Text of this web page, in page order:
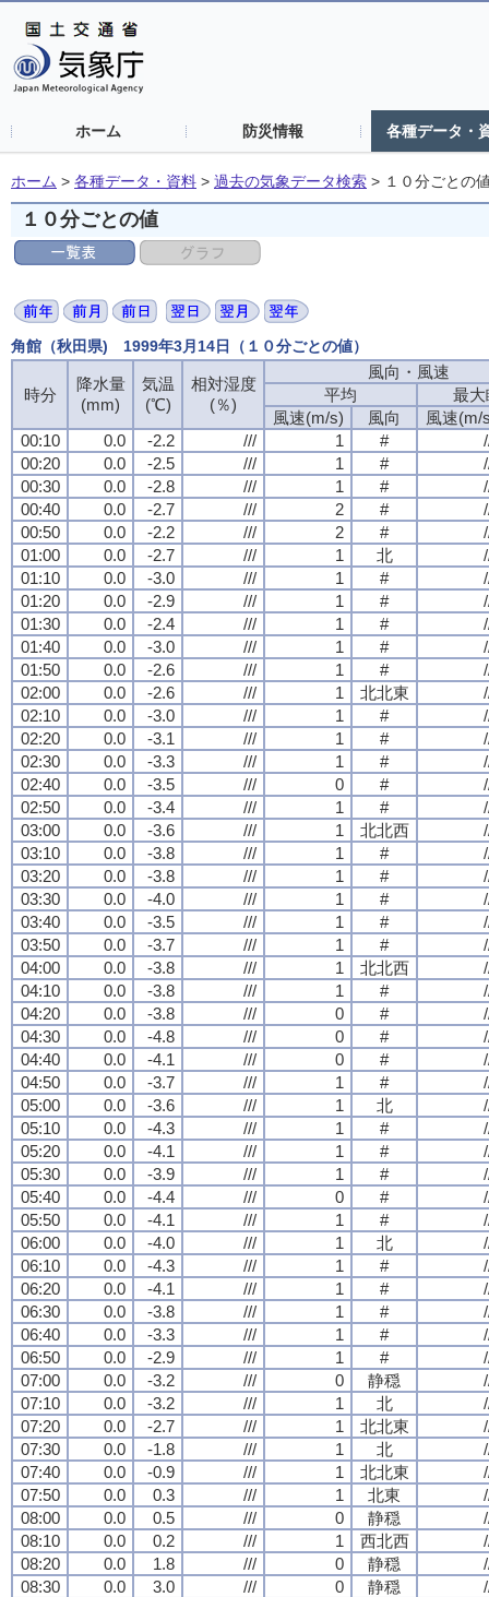
ホーム 防災情報 各種データ・
ホーム > 各種データ・資料 > 過去の気象データ検索 > １０分ごとの
１０分ごとの値
角館（秋田県) 1999年3月14日（１０分ごとの値）
時分
降水量
(mm)
気温
(℃)
相対湿度
(％)
風向・風速
平均
最大
風速(m/s)
風向
風速(m/
00:10
0.0 -2.2 /// 1 #
00:20
0.0 -2.5 /// 1 #
00:30
0.0 -2.8 /// 1 #
00:40
0.0 -2.7 /// 2 #
00:50
0.0 -2.2 /// 2 #
01:00
0.0 -2.7 /// 1 北
01:10
0.0 -3.0 /// 1 #
01:20
0.0 -2.9 /// 1 #
01:30
0.0 -2.4 /// 1 #
01:40
0.0 -3.0 /// 1 #
01:50
0.0 -2.6 /// 1 #
02:00
0.0 -2.6 /// 1 北北東
02:10
0.0 -3.0 /// 1 #
02:20
0.0 -3.1 /// 1 #
02:30
0.0 -3.3 /// 1 #
02:40
0.0 -3.5 /// 0 #
02:50
0.0 -3.4 /// 1 #
03:00
0.0 -3.6 /// 1 北北西
03:10
0.0 -3.8 /// 1 #
03:20
0.0 -3.8 /// 1 #
03:30
0.0 -4.0 /// 1 #
03:40
0.0 -3.5 /// 1 #
03:50
0.0 -3.7 /// 1 #
04:00
0.0 -3.8 /// 1 北北西
04:10
0.0 -3.8 /// 1 #
04:20
0.0 -3.8 /// 0 #
04:30
0.0 -4.8 /// 0 #
04:40
0.0 -4.1 /// 0 #
04:50
0.0 -3.7 /// 1 #
05:00
0.0 -3.6 /// 1 北
05:10
0.0 -4.3 /// 1 #
05:20
0.0 -4.1 /// 1 #
05:30
0.0 -3.9 /// 1 #
05:40
0.0 -4.4 /// 0 #
05:50
0.0 -4.1 /// 1 #
06:00
0.0 -4.0 /// 1 北
06:10
0.0 -4.3 /// 1 #
06:20
0.0 -4.1 /// 1 #
06:30
0.0 -3.8 /// 1 #
06:40
0.0 -3.3 /// 1 #
06:50
0.0 -2.9 /// 1 #
07:00
0.0 -3.2 /// 0 静穏
07:10
0.0 -3.2 /// 1 北
07:20
0.0 -2.7 /// 1 北北東
07:30
0.0 -1.8 /// 1 北
07:40
0.0 -0.9 /// 1 北北東
07:50
0.0 0.3 /// 1 北東
08:00
0.0 0.5 /// 0 静穏
08:10
0.0 0.2 /// 1 西北西
08:20
0.0 1.8 /// 0 静穏
08:30
0.0 3.0 /// 0 静穏